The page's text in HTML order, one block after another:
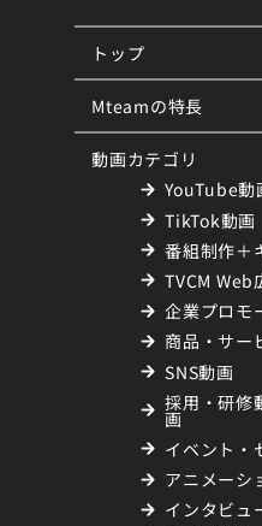
トップ
Mteamの特長
動画カテゴリ
YouTube動
TikTok動画
番組制作＋
TVCM Web
企業プロモ
商品・サー
SNS動画
採用・研修
画
イベント・
アニメーシ
インタビュ